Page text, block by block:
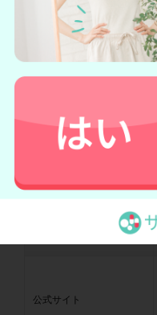
＼ 今だけ！初
楽天やAmazonと公式サ
もありました。
公式サイト